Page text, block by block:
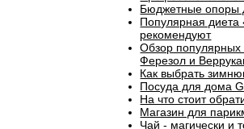
Бюджетные опоры
Популярная
рекомендуют
Обзор
Ферезол и
Как выбрать
Посуда для дома
На что стоит
Магазин для
Чай - магически и